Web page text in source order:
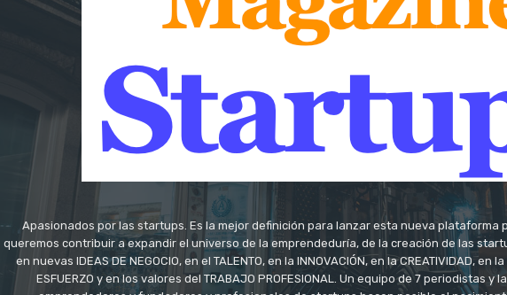
Apasionados por las startups. Es la mejor definición para lanzar esta nueva plataforma
queremos contribuir a expandir el universo de la emprendeduría, de la creación de las
en nuevas IDEAS DE NEGOCIO, en el TALENTO, en la INNOVACIÓN, en la CREATIVIDAD, en
ESFUERZO y en los valores del TRABAJO PROFESIONAL. Un equipo de 7 periodistas